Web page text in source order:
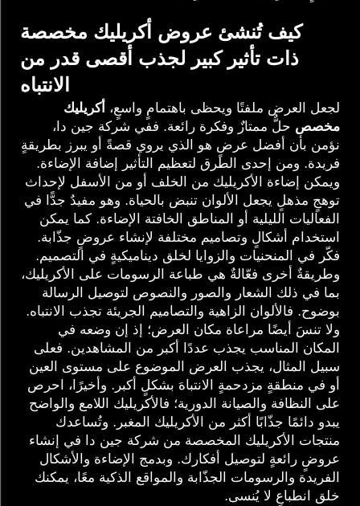
كيف تُنشئ عروض أكريليك مخصصة
ذات تأثير كبير لجذب أقصى قدر من
الانتباه
لجعل العرض ملفتًا ويحظى باهتمامٍ واسعٍ، أكريليك
مخصص حلٌّ ممتازٌ وفكرة رائعة. ففي شركة جين دا،
نؤمن بأن أفضل عرضٍ هو الذي يروي قصةً أو يبرز بطريقةٍ
فريدة. ومن إحدى الطرق لتعظيم التأثير إضافة الإضاءة.
ويمكن إضاءة الأكريليك من الخلف أو من الأسفل لإحداث
توهجٍ مذهلٍ يجعل الألوان تنبض بالحياة. وهو مفيدٌ جدًّا في
الفعاليات الليلية أو المناطق الخافتة الإضاءة. كما يمكن
استخدام أشكالٍ وتصاميم مختلفة لإنشاء عروضٍ جذّابة.
فكّر في المنحنيات والزوايا لخلق ديناميكيةٍ في التصميم.
وطريقةٌ أخرى فعّالةٌ هي طباعة الرسومات على الأكريليك،
بما في ذلك الشعار والصور والنصوص لتوصيل الرسالة
بوضوح. فالألوان الزاهية والتصاميم الجريئة تجذب الانتباه.
ولا تنسَ أيضًا مراعاة مكان العرض؛ إذ إن وضعه في
المكان المناسب يجذب عددًا أكبر من المشاهدين. فعلى
سبيل المثال، يجذب العرض الموضوع على مستوى العين
أو في منطقةٍ مزدحمةٍ الانتباهَ بشكلٍ أكبر. وأخيرًا، احرص
على النظافة والصيانة الدورية؛ فالأكريليك اللامع والواضح
يبدو دائمًا جذّابًا أكثر من الأكريليك المغبر. وتُساعدك
منتجات الأكريليك المخصصة من شركة جين دا في إنشاء
عروضٍ رائعةٍ لتوصيل أفكارك. وبدمج الإضاءة والأشكال
الفريدة والرسومات الجذّابة والمواقع الذكية معًا، يمكنك
خلق انطباعٍ لا يُنسى.